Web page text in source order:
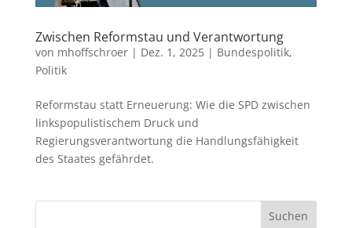
Zwischen Reformstau und Verantwortung
von mhoffschroer| Dez. 1, 2025| Bundespolitik,
Politik
Reformstau statt Erneuerung: Wie die SPD zwischen
linkspopulistischem Druck und
Regierungsverantwortung die Handlungsfähigkeit
des Staates gefährdet.
Suchen